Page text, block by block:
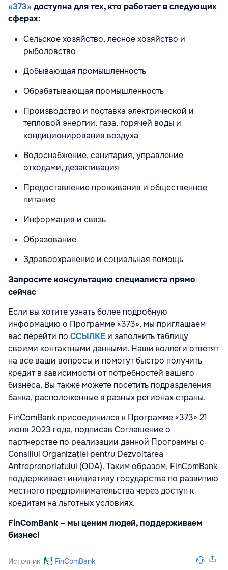
«373»доступна для тех, кто работает в следующих
сферах:
Сельское хозяйство, лесное хозяйство и
рыболовство
Добывающая промышленность
Обрабатывающая промышленность
Производство и поставка электрической и
тепловой энергии, газа, горячей воды и
кондиционирования воздуха
Водоснабжение, санитария, управление
отходами, дезактивация
Предоставление проживания и общественное
питание
Информация и связь
Образование
Здравоохранение и социальная помощь
Запросите консультацию специалиста прямо
сейчас
Если вы хотите узнать более подробную
информацию о Программе «373», мы приглашаем
вас перейти по ССЫЛКЕ и заполнить таблицу
своими контактными данными. Наши коллеги ответят
на все ваши вопросы и помогут быстро получить
кредит в зависимости от потребностей вашего
бизнеса. Вы также можете посетить подразделения
банка, расположенные в разных регионах страны.
FinComBank присоединился к Программе «373» 21
июня 2023 года, подписав Соглашение о
партнерстве по реализации данной Программы с
Consiliul Organizației pentru Dezvoltarea
Antreprenoriatului (ODA). Таким образом, FinComBank
поддерживает инициативу государства по развитию
местного предпринимательства через доступ к
кредитам на льготных условиях.
FinComBank – мы ценим людей, поддерживаем
бизнес!
Источник FinComBank